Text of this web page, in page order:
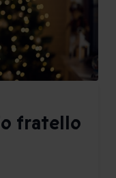
fratello